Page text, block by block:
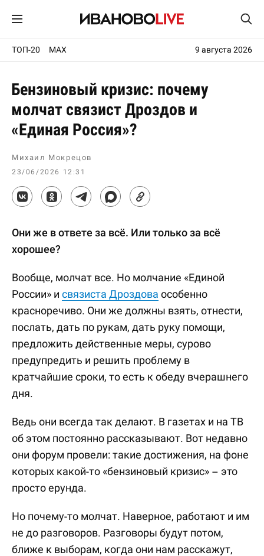
ТОП-20 MAX 9 августа 2026
Бензиновый кризис: почему
молчат связист Дроздов и
«Единая Россия»?
Михаил Мокрецов
23/06/2026 12:31
Они же в ответе за всё. Или только за всё
хорошее?
Вообще, молчат все. Но молчание «Единой
России» и связиста Дроздова особенно
красноречиво. Они же должны взять, отнести,
послать, дать по рукам, дать руку помощи,
предложить действенные меры, сурово
предупредить и решить проблему в
кратчайшие сроки, то есть к обеду вчерашнего
дня.
Ведь они всегда так делают. В газетах и на ТВ
об этом постоянно рассказывают. Вот недавно
они форум провели: такие достижения, на фоне
которых какой-то «бензиновый кризис» – это
просто ерунда.
Но почему-то молчат. Наверное, работают и им
не до разговоров. Разговоры будут потом,
ближе к выборам, когда они нам расскажут,